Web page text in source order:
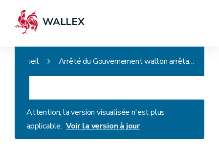
WALLEX
Accueil Arrêté du Gouvernement wallon arrêtant la liste des projets soumis à étude d'incidences, des installations et activités classées ou des installations ou des activités présentant un risque pour le sol (AGW du 27.09.2018)
Attention, la version visualisée n'est plus
applicable. Voir la version à jour